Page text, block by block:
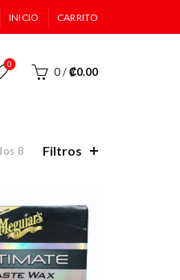
INICIO CARRITO
0
0/₡0.00
8 Filtros